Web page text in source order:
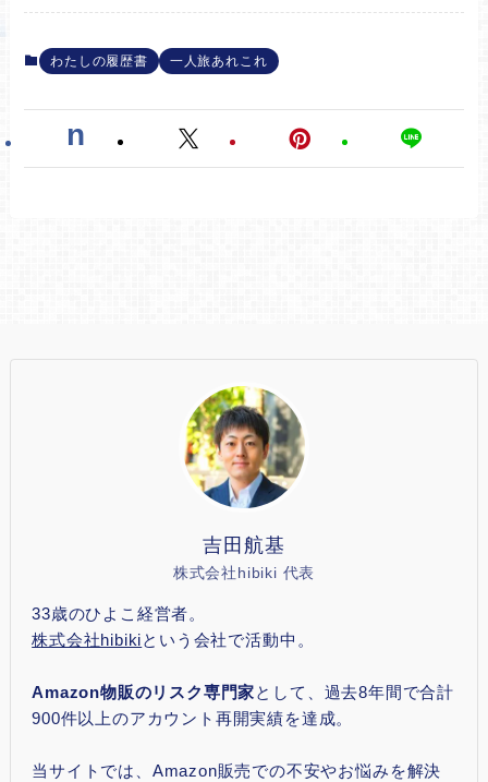
わたしの履歴書 一人旅あれこれ
吉田航基
株式会社hibiki 代表
33歳のひよこ経営者。
株式会社hibikiという会社で活動中。
Amazon物販のリスク専門家として、過去8年間で合計
900件以上のアカウント再開実績を達成。
当サイトでは、Amazon販売での不安やお悩みを解決